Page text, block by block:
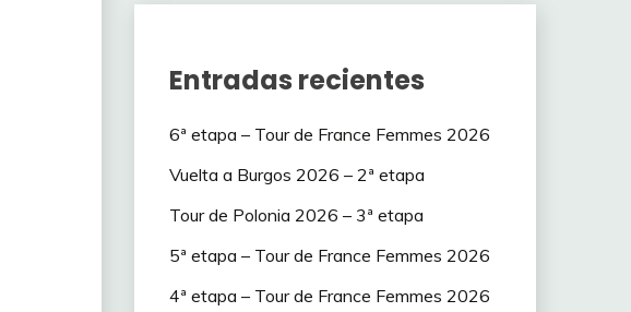
Entradas recientes
6ª etapa – Tour de France Femmes 2026
Vuelta a Burgos 2026 – 2ª etapa
Tour de Polonia 2026 – 3ª etapa
5ª etapa – Tour de France Femmes 2026
4ª etapa – Tour de France Femmes 2026